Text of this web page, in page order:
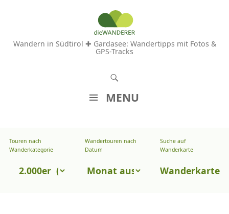
Wandern in Südtirol ✚ Gardasee: Wandertipps mit Fotos &
GPS-Tracks
MENU
M
Touren nach
Wanderkategorie
Touren
Wandertouren nach
Datum
Wandertouren
Datum
Suche auf
Wanderkarte
Wanderkarte